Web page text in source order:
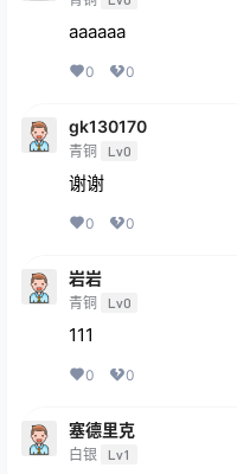
aaaaaa
0 0
gk130170
青铜 Lv0
谢谢
0 0
岩岩
青铜 Lv0
111
0 0
塞德里克
白银 Lv1